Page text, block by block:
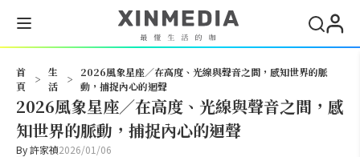
首
頁
>
生
活
>
2026風象星座／在高度、光線與聲音之間，感知世界的脈
動，捕捉內心的迴聲
2026風象星座／在高度、光線與聲音之間，感
知世界的脈動，捕捉內心的迴聲
By許家禎2026/01/06